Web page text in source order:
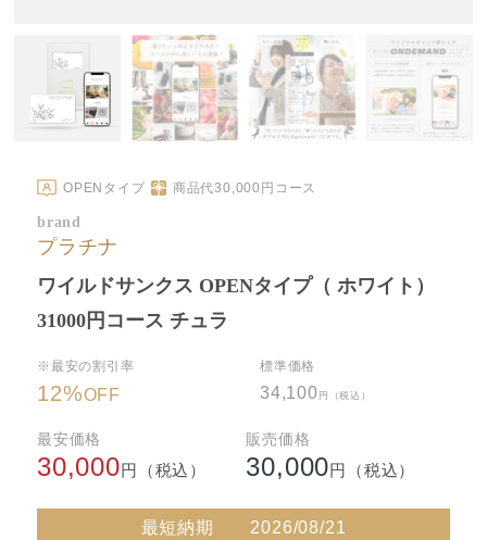
OPENタイプ 商品代30,000 円コース
brand
プラチナ
ワイルドサンクス OPENタイプ（ ホワイト）
31000円コース チュラ
※最安の割引率
12%OFF
標準価格
34,100 円（税込）
最安価格
30,000円（税込）
販売価格
30,000円（税込）
最短納期 2026/08/21